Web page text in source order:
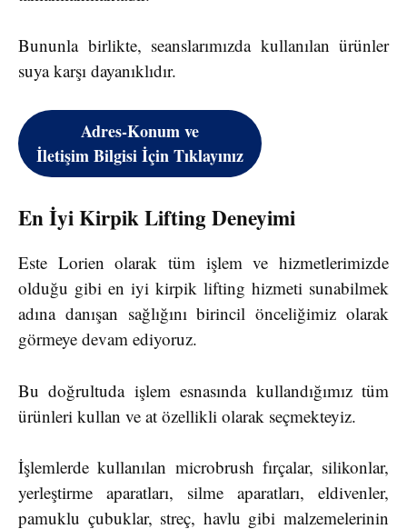
Bununla birlikte, seanslarımızda kullanılan ürünler
suya karşı dayanıklıdır.
Adres-Konum ve
İletişim Bilgisi İçin Tıklayınız
En İyi Kirpik Lifting Deneyimi
Este Lorien olarak tüm işlem ve hizmetlerimizde
olduğu gibi en iyi kirpik lifting hizmeti sunabilmek
adına danışan sağlığını birincil önceliğimiz olarak
görmeye devam ediyoruz.
Bu doğrultuda işlem esnasında kullandığımız tüm
ürünleri kullan ve at özellikli olarak seçmekteyiz.
İşlemlerde kullanılan microbrush fırçalar, silikonlar,
yerleştirme aparatları, silme aparatları, eldivenler,
pamuklu çubuklar, streç, havlu gibi malzemelerinin